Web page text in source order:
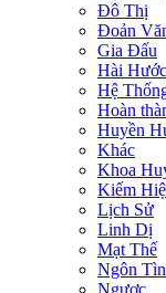
Đô Thị
Đoản
Gia Đấu
Hài Hước
Hệ
Hoàn
Huyền
Khác
Khoa
Kiếm
Lịch Sử
Linh Dị
Mạt Thế
Ngôn